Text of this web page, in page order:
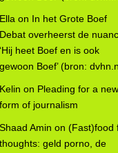
Ella on In het Grote Boef
Debat overheerst de
‘Hij heet Boef en is ook
gewoon Boef’ (bron:
Kelin on Pleading for a new
form of journalism
Shaad Amin on (Fast)food
thoughts: geld porno, de